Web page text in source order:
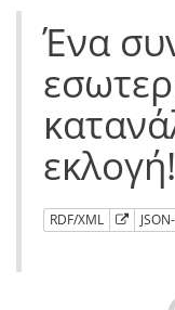
Ένα
RDF/XML